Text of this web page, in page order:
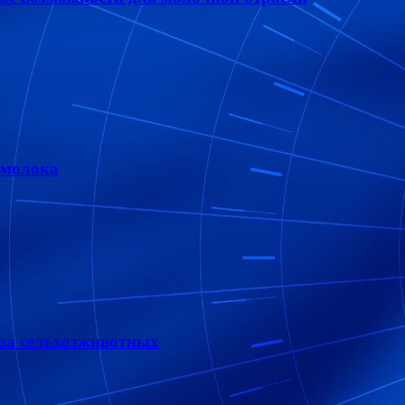
сельхозживотных